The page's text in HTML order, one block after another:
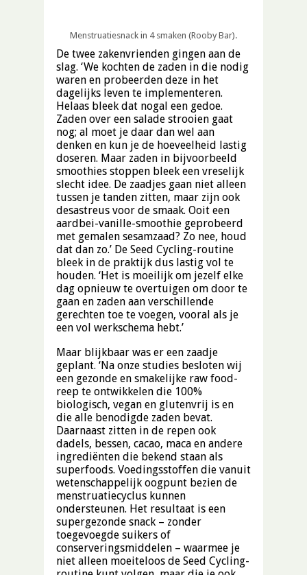
Menstruatiesnack in 4 smaken (Rooby Bar).
De twee zakenvrienden gingen aan de
slag. ‘We kochten de zaden in die nodig
waren en probeerden deze in het
dagelijks leven te implementeren.
Helaas bleek dat nogal een gedoe.
Zaden over een salade strooien gaat
nog; al moet je daar dan wel aan
denken en kun je de hoeveelheid lastig
doseren. Maar zaden in bijvoorbeeld
smoothies stoppen bleek een vreselijk
slecht idee. De zaadjes gaan niet alleen
tussen je tanden zitten, maar zijn ook
desastreus voor de smaak. Ooit een
aardbei-vanille-smoothie geprobeerd
met gemalen sesamzaad? Zo nee, houd
dat dan zo.’ De Seed Cycling-routine
bleek in de praktijk dus lastig vol te
houden. ‘Het is moeilijk om jezelf elke
dag opnieuw te overtuigen om door te
gaan en zaden aan verschillende
gerechten toe te voegen, vooral als je
een vol werkschema hebt.’
Maar blijkbaar was er een zaadje
geplant. ‘Na onze studies besloten wij
een ​​gezonde en smakelijke raw food-
reep te ontwikkelen die 100%
biologisch, vegan en glutenvrij is en
die alle benodigde zaden bevat.
Daarnaast zitten in de repen ook
dadels, bessen, cacao, maca en andere
ingrediënten die bekend staan ​​als
superfoods. Voedingsstoffen die vanuit
wetenschappelijk oogpunt bezien de
menstruatiecyclus kunnen
ondersteunen. Het resultaat is een
supergezonde snack – zonder
toegevoegde suikers of
conserveringsmiddelen – waarmee je
niet alleen moeiteloos de Seed Cycling-